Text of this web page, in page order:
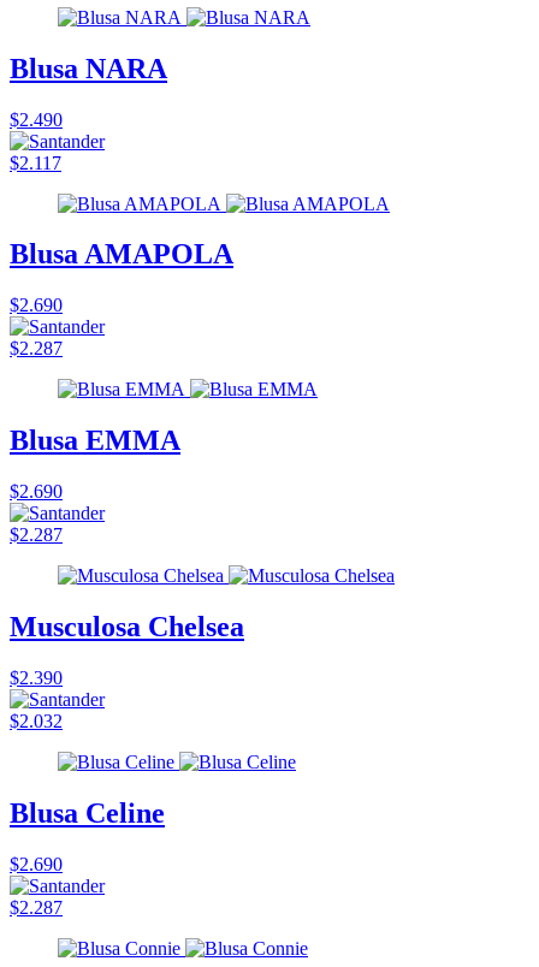
Blusa NARA
$2.490
$2.117
Blusa AMAPOLA
$2.690
$2.287
Blusa EMMA
$2.690
$2.287
Musculosa Chelsea
$2.390
$2.032
Blusa Celine
$2.690
$2.287